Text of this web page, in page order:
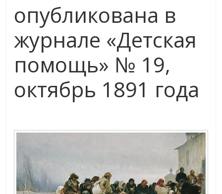
опубликована в
журнале «Детская
помощь» № 19,
октябрь 1891 года